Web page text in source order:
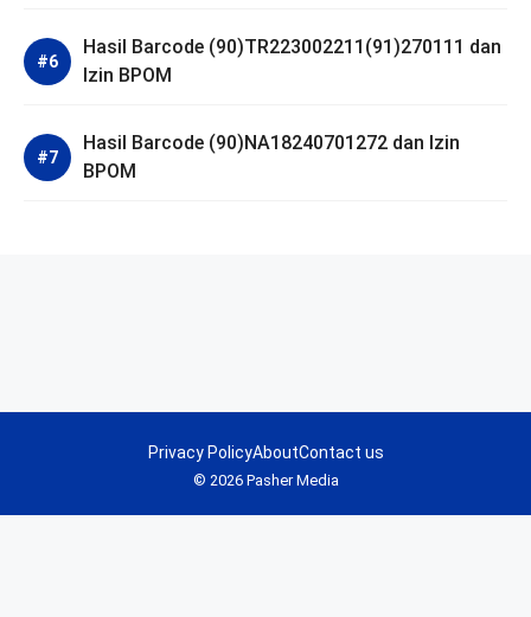
Hasil Barcode (90)TR223002211(91)270111 dan
Izin BPOM
Hasil Barcode (90)NA18240701272 dan Izin
BPOM
© 2026 Pasher Media
Privacy PolicyAboutContact us